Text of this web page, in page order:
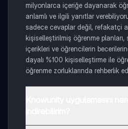
milyonlarca içeriğe dayanarak
anlamlı ve ilgili yanıtlar
sadece cevaplar değil, refakatçi
kişiselleştirilmiş öğrenme planları,
içerikleri ve öğrencilerin
dayalı %100 kişiselleştirme ile
öğrenme zorluklarında rehberlik